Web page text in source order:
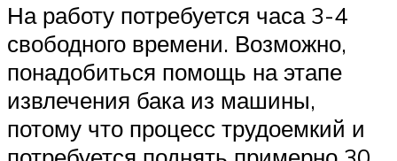
На работу потребуется часа 3-4
свободного времени. Возможно,
понадобиться помощь на этапе
извлечения бака из машины,
потому что процесс трудоемкий и